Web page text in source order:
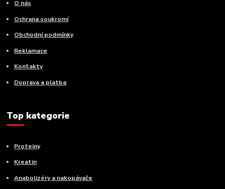
O nás
Ochrana soukromí
Obchodní podmínky
Reklamace
Kontakty
Doprava a platba
Top kategorie
Proteiny
Kreatin
Anabolizéry a nakopávače